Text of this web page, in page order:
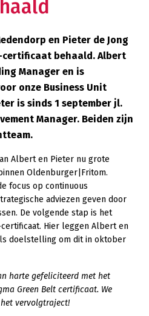
en Pieter de Jong
certificaat behaald. Albert
Manager en is
onze Business Unit
is sinds 1 september jl.
Manager. Beiden zijn
Albert en Pieter nu grote
Oldenburger|Fritom.
focus op continuous
adviezen geven door
De volgende stap is het
Hier leggen Albert en
doelstelling om dit in oktober
harte gefeliciteerd met het
Green Belt certificaat. We
vervolgtraject!